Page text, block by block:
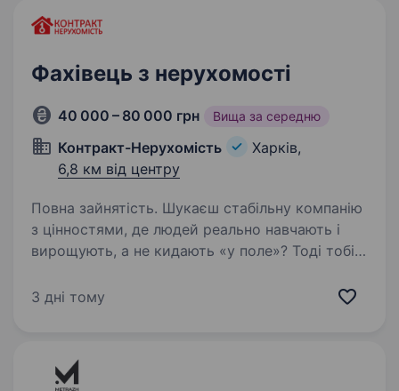
роботи…
Фахівець з нерухомості
40 000 – 80 000 грн Вища за середню
Контракт-Нерухомість
Харків,
6,8 км від центру
Повна зайнятість. Шукаєш стабільну компанію
з цінностями, де людей реально навчають і
вирощують, а не кидають «у поле»? Тоді тобі
стабільна компанія, яка працює на ринку
3 дні тому